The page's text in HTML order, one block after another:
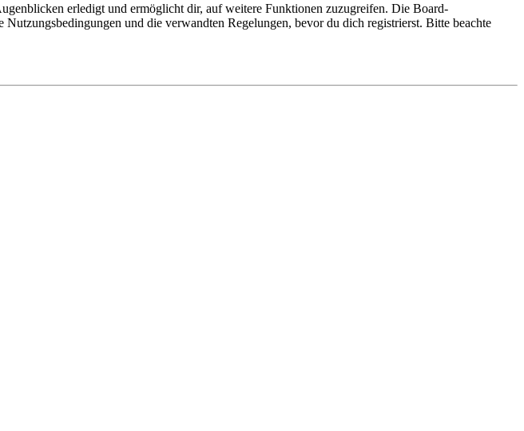
erledigt und ermöglicht dir, auf weitere Funktionen zuzugreifen. Die Board-
und die verwandten Regelungen, bevor du dich registrierst. Bitte beachte